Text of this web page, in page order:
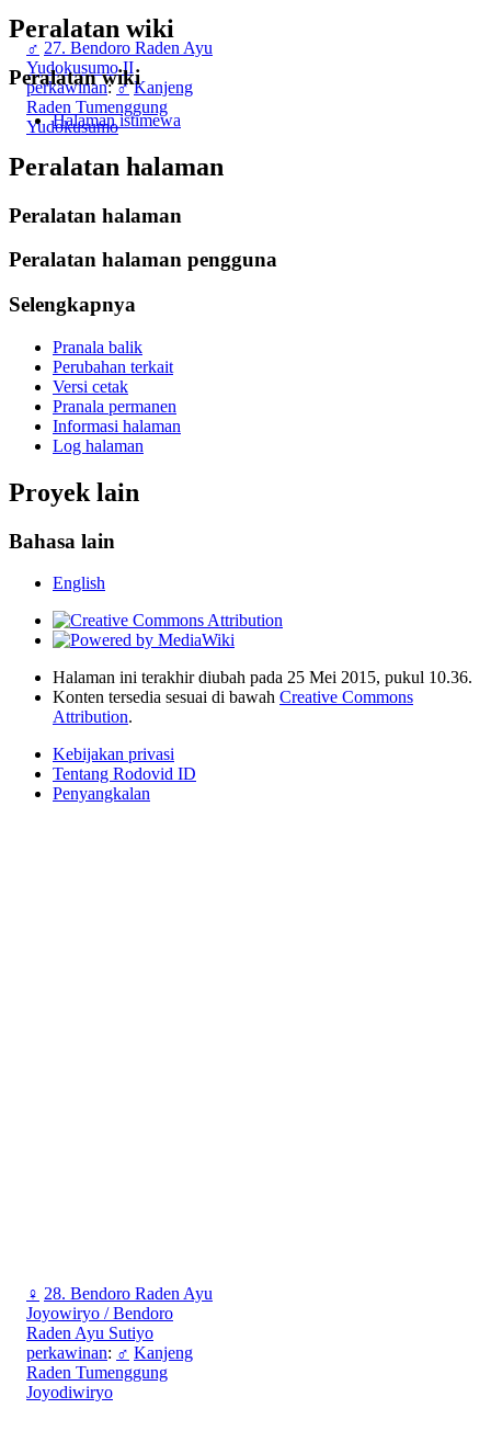
♂ 27. Bendoro Raden Ayu
Yudokusumo II
perkawinan:♂ Kanjeng
Raden Tumenggung
Yudokusumo
♀ 28. Bendoro Raden Ayu
Joyowiryo / Bendoro
Raden Ayu Sutiyo
perkawinan: ♂ Kanjeng
Raden Tumenggung
Joyodiwiryo
Peralatan wiki
Peralatan wiki
Halaman istimewa
Peralatan halaman
Peralatan halaman
Peralatan halaman pengguna
Selengkapnya
Pranala balik
Perubahan terkait
Versi cetak
Pranala permanen
Informasi halaman
Log halaman
Proyek lain
Bahasa lain
English
Halaman ini terakhir diubah pada 25 Mei 2015, pukul 10.36.
Konten tersedia sesuai di bawah Creative Commons
Attribution.
Kebijakan privasi
Tentang Rodovid ID
Penyangkalan